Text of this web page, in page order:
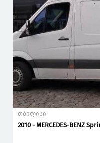
თბილისი
2010 - MERCEDES-BENZ